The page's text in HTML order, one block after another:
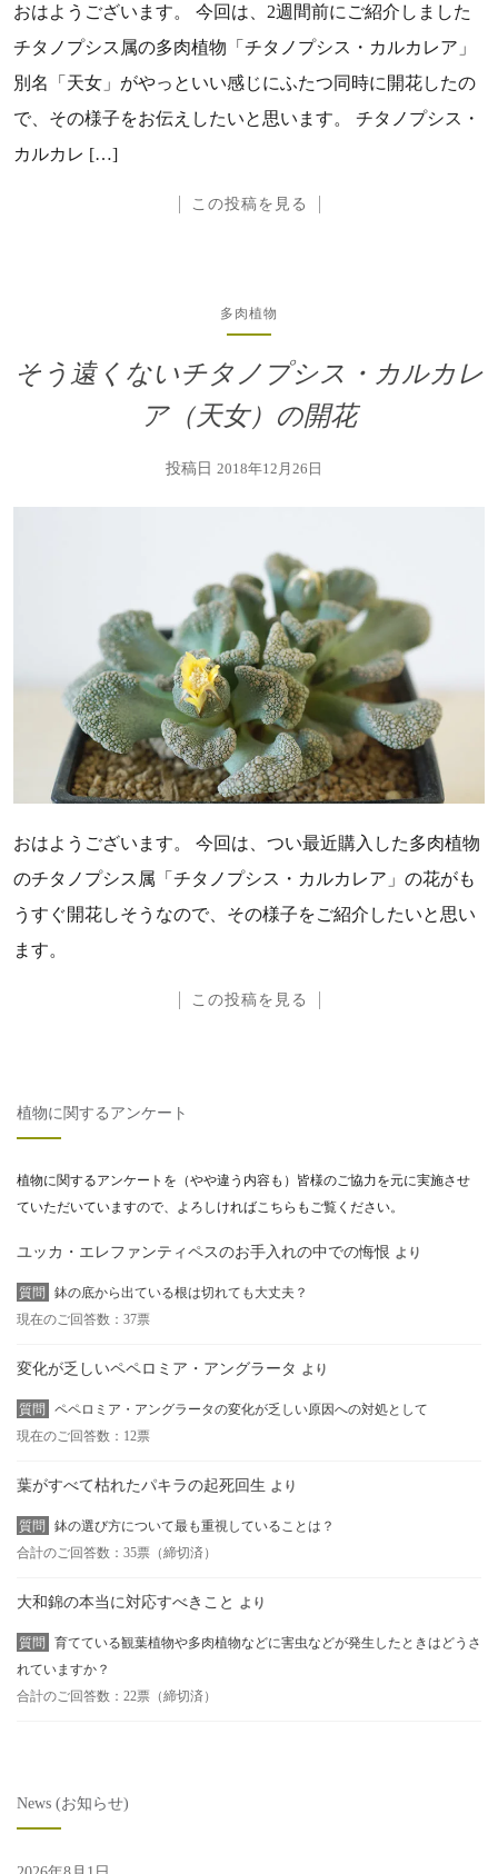
おはようございます。 今回は、2週間前にご紹介しました
チタノプシス属の多肉植物「チタノプシス・カルカレア」
別名「天女」がやっといい感じにふたつ同時に開花したの
で、その様子をお伝えしたいと思います。 チタノプシス・
カルカレ […]
この投稿を見る
多肉植物
そう遠くないチタノプシス・カルカレ
ア（天女）の開花
投稿日 2018年12月26日
おはようございます。 今回は、つい最近購入した多肉植物
のチタノプシス属「チタノプシス・カルカレア」の花がも
うすぐ開花しそうなので、その様子をご紹介したいと思い
ます。
この投稿を見る
植物に関するアンケート
植物に関するアンケートを（やや違う内容も）皆様のご協力を元に実施させ
ていただいていますので、よろしければこちらもご覧ください。
ユッカ・エレファンティペスのお手入れの中での悔恨 より
質問
鉢の底から出ている根は切れても大丈夫？
現在のご回答数：37票
変化が乏しいペペロミア・アングラータ より
質問
ペペロミア・アングラータの変化が乏しい原因への対処として
現在のご回答数：12票
葉がすべて枯れたパキラの起死回生 より
質問
鉢の選び方について最も重視していることは？
合計のご回答数：35票（締切済）
大和錦の本当に対応すべきこと より
質問
育てている観葉植物や多肉植物などに害虫などが発生したときはどうさ
れていますか？
合計のご回答数：22票（締切済）
News (お知らせ)